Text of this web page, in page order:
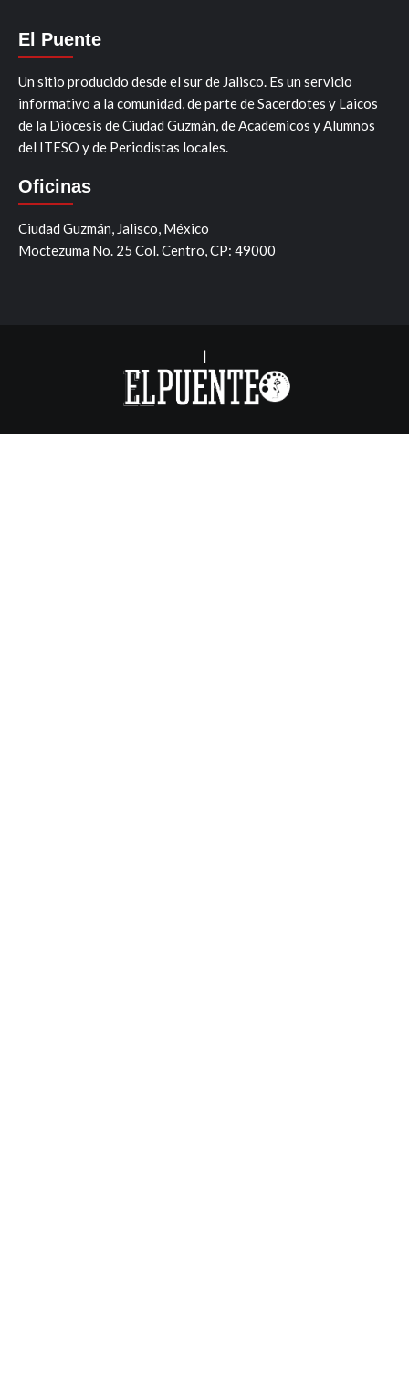
El Puente
Un sitio producido desde el sur de Jalisco. Es un servicio
informativo a la comunidad, de parte de Sacerdotes y Laicos
de la Diócesis de Ciudad Guzmán, de Academicos y Alumnos
del ITESO y de Periodistas locales.
Oficinas
Ciudad Guzmán, Jalisco, México
Moctezuma No. 25 Col. Centro, CP: 49000
|